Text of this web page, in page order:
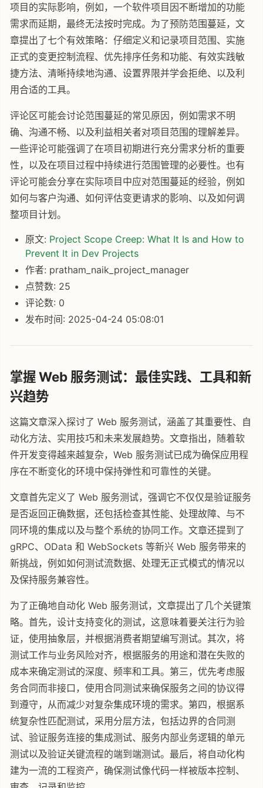
项目的实际影响，例如，一个软件项目因不断增加的功能
需求而延期，最终无法按时完成。为了预防范围蔓延，文
章提出了七个有效策略：仔细定义和记录项目范围、实施
正式的变更控制流程、优先排序任务和功能、有效实践敏
捷方法、清晰持续地沟通、设置界限并学会拒绝、以及利
用合适的工具。
评论区可能会讨论范围蔓延的常见原因，例如需求不明
确、沟通不畅、以及利益相关者对项目范围的理解差异。
一些评论可能强调了在项目初期进行充分需求分析的重要
性，以及在项目过程中持续进行范围管理的必要性。也有
评论可能会分享在实际项目中应对范围蔓延的经验，例如
如何与客户沟通、如何评估变更请求的影响、以及如何调
整项目计划。
原文: Project Scope Creep: What It Is and How to
Prevent It in Dev Projects
作者: pratham_naik_project_manager
点赞数: 25
评论数: 0
发布时间: 2025-04-24 05:08:01
掌握 Web 服务测试：最佳实践、工具和新
兴趋势
这篇文章深入探讨了 Web 服务测试，涵盖了其重要性、自
动化方法、实用技巧和未来发展趋势。文章指出，随着软
件开发变得越来越复杂，Web 服务测试已成为确保应用程
序在不断变化的环境中保持弹性和可靠性的关键。
文章首先定义了 Web 服务测试，强调它不仅仅是验证服务
是否返回正确数据，还包括检查其性能、处理故障、与不
同环境的集成以及与整个系统的协同工作。文章还提到了
gRPC、OData 和 WebSockets 等新兴 Web 服务带来的
新挑战，例如如何测试流数据、处理无正式模式的情况以
及保持服务兼容性。
为了正确地自动化 Web 服务测试，文章提出了几个关键策
略。首先，设计支持变化的测试，这意味着要关注行为验
证，使用抽象层，并根据消费者期望编写测试。其次，将
测试工作与业务风险对齐，根据服务的用途和潜在失败的
成本来确定测试的深度、频率和工具。第三，优先考虑服
务合同而非接口，使用合同测试来确保服务之间的协议得
到遵守，从而减少对复杂集成环境的需求。第四，根据系
统复杂性匹配测试，采用分层方法，包括边界的合同测
试、验证服务连接的集成测试、服务内部业务逻辑的单元
测试以及验证关键流程的端到端测试。最后，将自动化构
建为一流的工程资产，确保测试像代码一样被版本控制、